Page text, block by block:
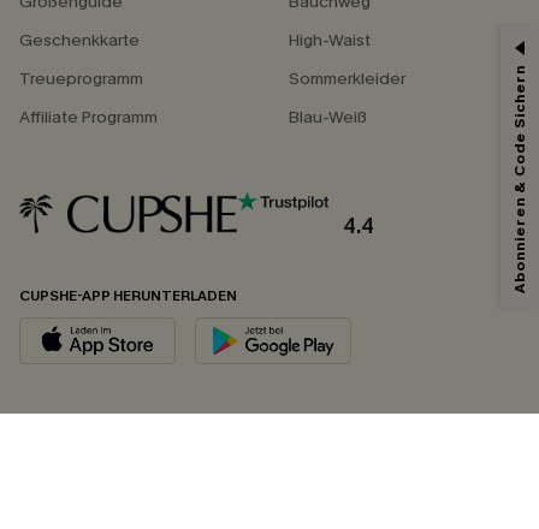
Geschenkkarte
Treueprogramm
Affiliate Programm
High-Waist
Sommerkleider
Blau-Weiß
4.4
CUPSHE-APP HERUNTERLADEN
Abonnieren & Code Sichern